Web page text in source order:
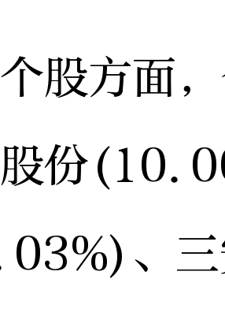
方面，
份
、